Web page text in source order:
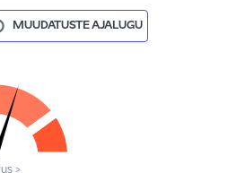
MUUDATUSTE AJALUGU
>